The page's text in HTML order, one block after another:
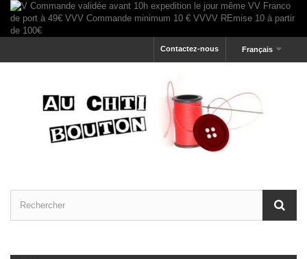
Français
Contactez-nous